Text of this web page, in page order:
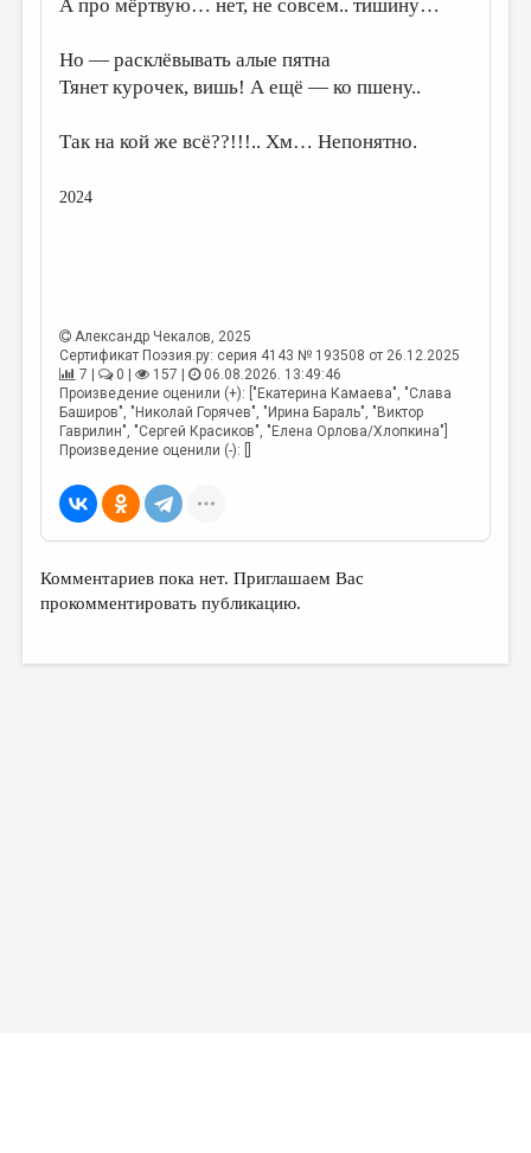
А про мёртвую… нет, не совсем.. тишину…
Но — расклёвывать алые пятна
Тянет курочек, вишь! А ещё — ко пшену..
Так на кой же всё??!!!.. Хм… Непонятно.
2024
Александр Чекалов, 2025
Сертификат Поэзия.ру: серия 4143 № 193508 от 26.12.2025
7 |
0 | 157 |
06.08.2026. 13:49:46
Произведение оценили (+): ["Екатерина Камаева", "Слава
Баширов", "Николай Горячев", "Ирина Бараль", "Виктор
Гаврилин", "Сергей Красиков", "Елена Орлова/Хлопкина"]
Произведение оценили (-): []
Комментариев пока нет. Приглашаем Вас
прокомментировать публикацию.